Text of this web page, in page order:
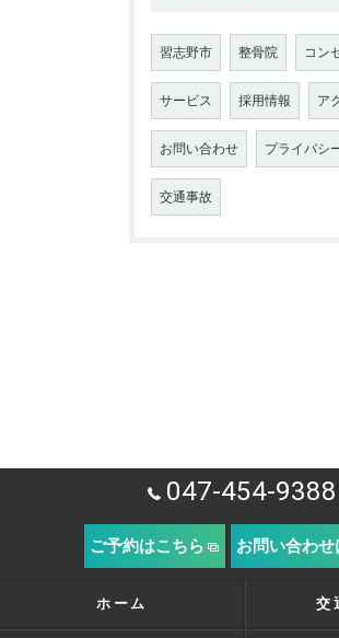
習志野市 整骨院 コン
サービス 採用情報 ア
お問い合わせ プライバシ
交通事故
047-454-9388
ご予約はこちら お問い合わせ
ホーム 交